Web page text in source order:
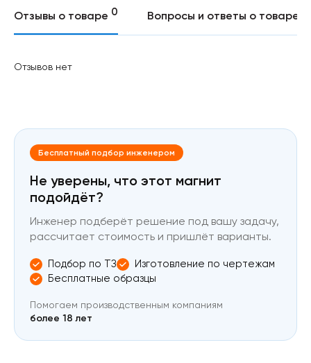
Отзывы о товаре 0 Вопросы и ответы о товаре
Отзывов нет
Бесплатный подбор инженером
Не уверены, что этот магнит
подойдёт?
Инженер подберёт решение под вашу задачу,
рассчитает стоимость и пришлёт варианты.
Подбор по ТЗ
Изготовление по чертежам
Бесплатные образцы
Помогаем производственным компаниям
более 18 лет